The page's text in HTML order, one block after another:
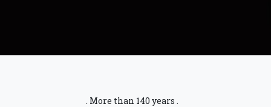
. More than 140 years .